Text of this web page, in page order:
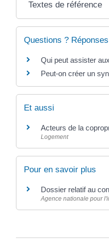
Textes de référence
Questions ?
Qui peut assister
Peut-on créer un
Et aussi
Acteurs de la
Logement
Pour en savoir plus
Dossier relatif au
Agence nationale pour